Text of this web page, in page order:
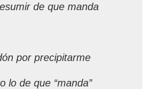
de que manda
por precipitarme
lo de que “manda”